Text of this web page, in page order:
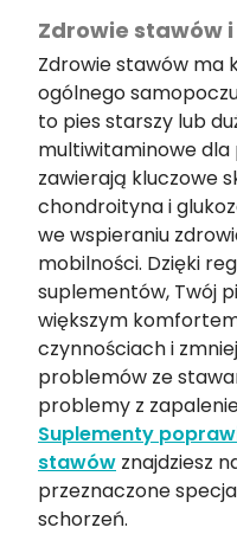
Zdrowie stawów
Zdrowie stawów ma
ogólnego
to pies starszy lub
multiwitaminowe dla
zawierają kluczowe
chondroityna i
we wspieraniu
mobilności. Dzięki
suplementów, Twój
większym
czynnościach i
problemów ze
problemy z
Suplementy
stawów znajdziesz
przeznaczone
schorzeń.